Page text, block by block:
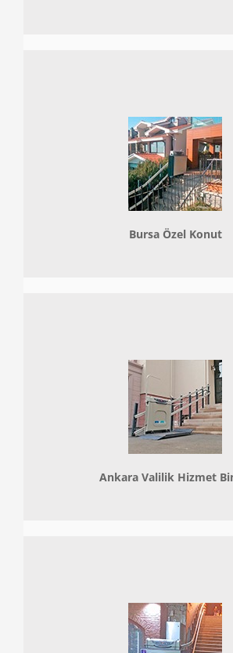
Bursa Özel Konut
Ankara Valilik Hizmet